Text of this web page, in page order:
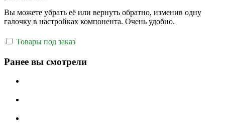
Вы можете убрать её или вернуть обратно, изменив одну
галочку в настройках компонента. Очень удобно.
Товары под заказ
Ранее вы смотрели